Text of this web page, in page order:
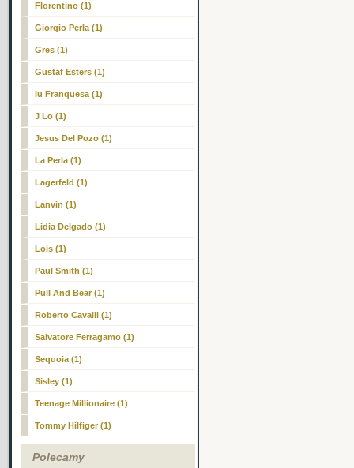
Florentino (1)
Giorgio Perla (1)
Gres (1)
Gustaf Esters (1)
Iu Franquesa (1)
J Lo (1)
Jesus Del Pozo (1)
La Perla (1)
Lagerfeld (1)
Lanvin (1)
Lidia Delgado (1)
Lois (1)
Paul Smith (1)
Pull And Bear (1)
Roberto Cavalli (1)
Salvatore Ferragamo (1)
Sequoia (1)
Sisley (1)
Teenage Millionaire (1)
Tommy Hilfiger (1)
Polecamy